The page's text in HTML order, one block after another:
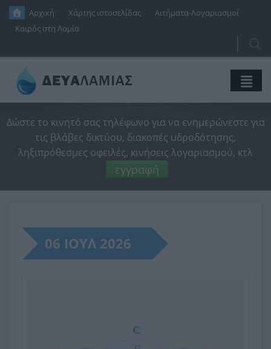
Παράκαμψη προς το κυρίως περιεχόμενο
Αρχική Χάρτης ιστοσελίδας
Αιτήματα-Λογαριασμοί
Καιρός στη Λαμία
Διοικητικό Συμβούλιο
Ιδρυτική Απόφαση
Τεχνικά Προγράμματα
Διαχειριστική Επάρκεια
Ύδρευση
Η Ιστορία Του Νερού
Ποιότητα Νερού
Εξοικονόμηση Νερού
Αποχέτευση
Βιολογικός Καθαρισμός
Δι@ύγεια
Τιμολογιακή Πολιτική
Ανακοινώσεις
Δελτία Τύπου
Επικοινωνία
Δώστε το κινητό σας τηλέφωνο για να ενημερώνεστε για
τις βλάβες δικτύου, διακοπές υδροδότησης,
ληξιπρόθεσμες οφειλές, κινήσεις λογαριασμού, κτλ
εγγραφή
06 ΙΟΥΛ 2026
ΚΑΘΑΡΙΣΜΟΣ ΚΤΙΡΙΩΝ